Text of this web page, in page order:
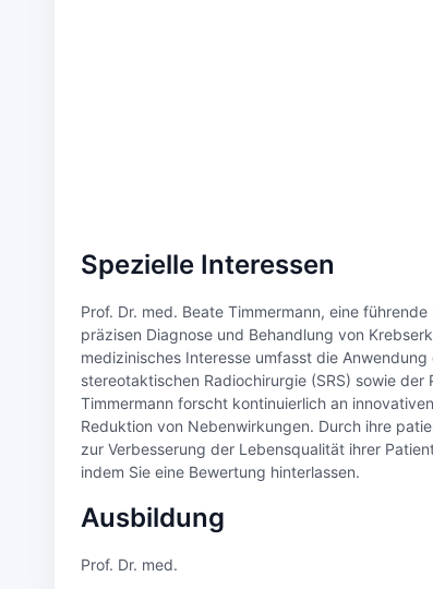
Spezielle Interessen
Prof. Dr. med. Beate Timmermann, eine
präzisen Diagnose und Behandlung von
medizinisches Interesse umfasst die
stereotaktischen Radiochirurgie (SRS) sowie
Timmermann forscht kontinuierlich an
Reduktion von Nebenwirkungen. Durch ihre
zur Verbesserung der Lebensqualität ihrer
indem Sie eine Bewertung hinterlassen.
Ausbildung
Prof. Dr. med.